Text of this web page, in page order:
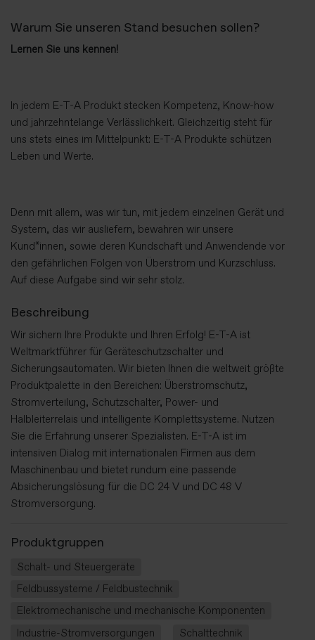
Warum Sie unseren Stand besuchen sollen?
Lernen Sie uns kennen!
In jedem E-T-A Produkt stecken Kompetenz, Know-how
und jahrzehntelange Verlässlichkeit. Gleichzeitig steht für
uns stets eines im Mittelpunkt: E-T-A Produkte schützen
Leben und Werte.
Denn mit allem, was wir tun, mit jedem einzelnen Gerät und
System, das wir ausliefern, bewahren wir unsere
Kund*innen, sowie deren Kundschaft und Anwendende vor
den gefährlichen Folgen von Überstrom und Kurzschluss.
Auf diese Aufgabe sind wir sehr stolz.
Beschreibung
Wir sichern Ihre Produkte und Ihren Erfolg! E-T-A ist
Weltmarktführer für Geräteschutzschalter und
Sicherungsautomaten. Wir bieten Ihnen die weltweit größte
Produktpalette in den Bereichen: Überstromschutz,
Stromverteilung, Schutzschalter, Power- und
Halbleiterrelais und intelligente Komplettsysteme. Nutzen
Sie die Erfahrung unserer Spezialisten. E-T-A ist im
intensiven Dialog mit internationalen Firmen aus dem
Maschinenbau und bietet rundum eine passende
Absicherungslösung für die DC 24 V und DC 48 V
Stromversorgung.
Produktgruppen
Schalt- und Steuergeräte
Feldbussysteme / Feldbustechnik
Elektromechanische und mechanische Komponenten
Industrie-Stromversorgungen
Schalttechnik